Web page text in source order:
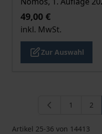
49,00 €
inkl. MwSt.
Zur Auswahl
Artikel 25-36 von 14413
Seite
1 Seite
2